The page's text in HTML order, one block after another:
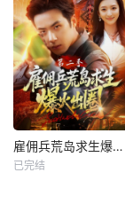
雇佣兵荒岛求生爆火出圈第二季
已完结